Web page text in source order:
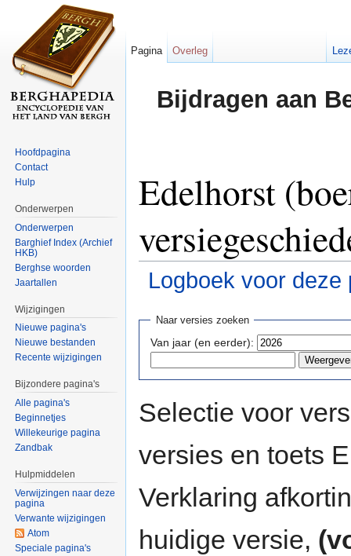
Bijdragen aan
Edelhorst
Logboek voor deze
Naar versies zoeken
Van jaar (en eerder):
Selectie voor
versies en toets
Verklaring
huidige versie,
Pagina Overleg
Hoofdpagina
Contact
Hulp
Onderwerpen
Onderwerpen
Barghief Index (Archief
HKB)
Berghse woorden
Jaartallen
Wijzigingen
Nieuwe pagina's
Nieuwe bestanden
Recente wijzigingen
Bijzondere pagina's
Alle pagina's
Beginnetjes
Willekeurige pagina
Zandbak
Hulpmiddelen
Verwijzingen naar deze
pagina
Verwante wijzigingen
Atom
Speciale pagina's